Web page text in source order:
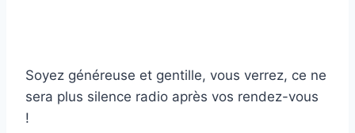
Soyez généreuse et gentille, vous verrez, ce ne
sera plus silence radio après vos rendez-vous
!